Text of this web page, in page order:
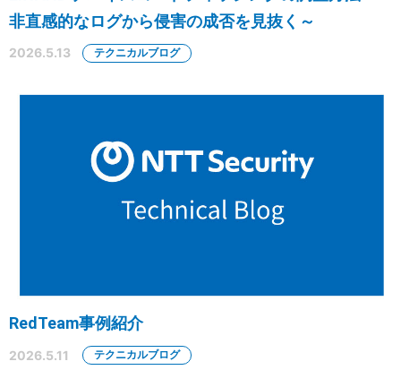
非直感的なログから侵害の成否を見抜く～
2026.5.13 テクニカルブログ
RedTeam事例紹介
2026.5.11 テクニカルブログ